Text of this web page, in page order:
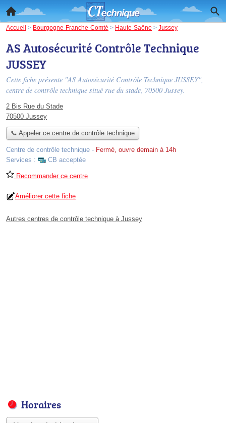
Accueil > Bourgogne-Franche-Comté > Haute-Saône > Jussey
AS Autosécurité Contrôle Technique
JUSSEY
Cette fiche présente "AS Autosécurité Contrôle Technique JUSSEY",
centre de contrôle technique situé rue du stade, 70500 Jussey.
2 Bis Rue du Stade
70500 Jussey
📞 Appeler ce centre de contrôle technique
Centre de contrôle technique - Fermé, ouvre demain à 14h
Services :
CB acceptée
Recommander ce centre
Améliorer cette fiche
Autres centres de contrôle technique à Jussey
Horaires